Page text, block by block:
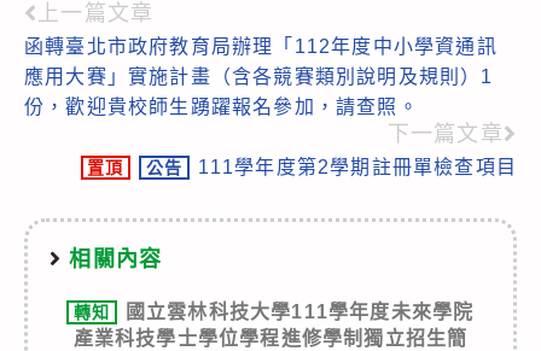
Read
more
articles
上一篇文章
函轉臺北市政府教育局辦理「112年度中小學資通訊
應用大賽」實施計畫（含各競賽類別說明及規則）1
份，歡迎貴校師生踴躍報名參加，請查照。
下一篇文章
置頂 公告 111學年度第2學期註冊單檢查項目
相關內容
轉知
國立雲林科技大學111學年度未來學院
產業科技學士學位學程進修學制獨立招生簡